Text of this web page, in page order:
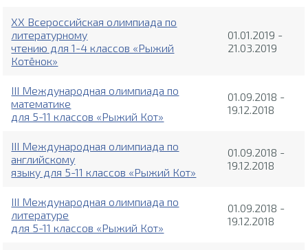
XX Всероссийская олимпиада по
литературному
чтению для 1-4 классов «Рыжий
Котёнок»
01.01.2019 -
21.03.2019
III Международная олимпиада по
математике
для 5-11 классов «Рыжий Кот»
01.09.2018 -
19.12.2018
III Международная олимпиада по
английскому
языку для 5-11 классов «Рыжий Кот»
01.09.2018 -
19.12.2018
III Международная олимпиада по
литературе
для 5-11 классов «Рыжий Кот»
01.09.2018 -
19.12.2018